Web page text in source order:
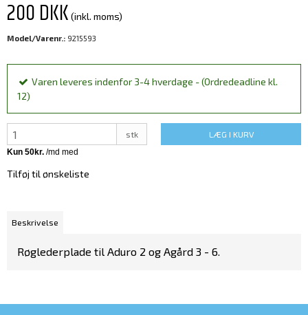
200 DKK (inkl. moms)
Model/Varenr.: 9215593
Varen leveres indenfor 3-4 hverdage - (Ordredeadline kl.
12)
stk LÆG I KURV
Tilføj til ønskeliste
Beskrivelse
Røglederplade til Aduro 2 og Agård 3 - 6.